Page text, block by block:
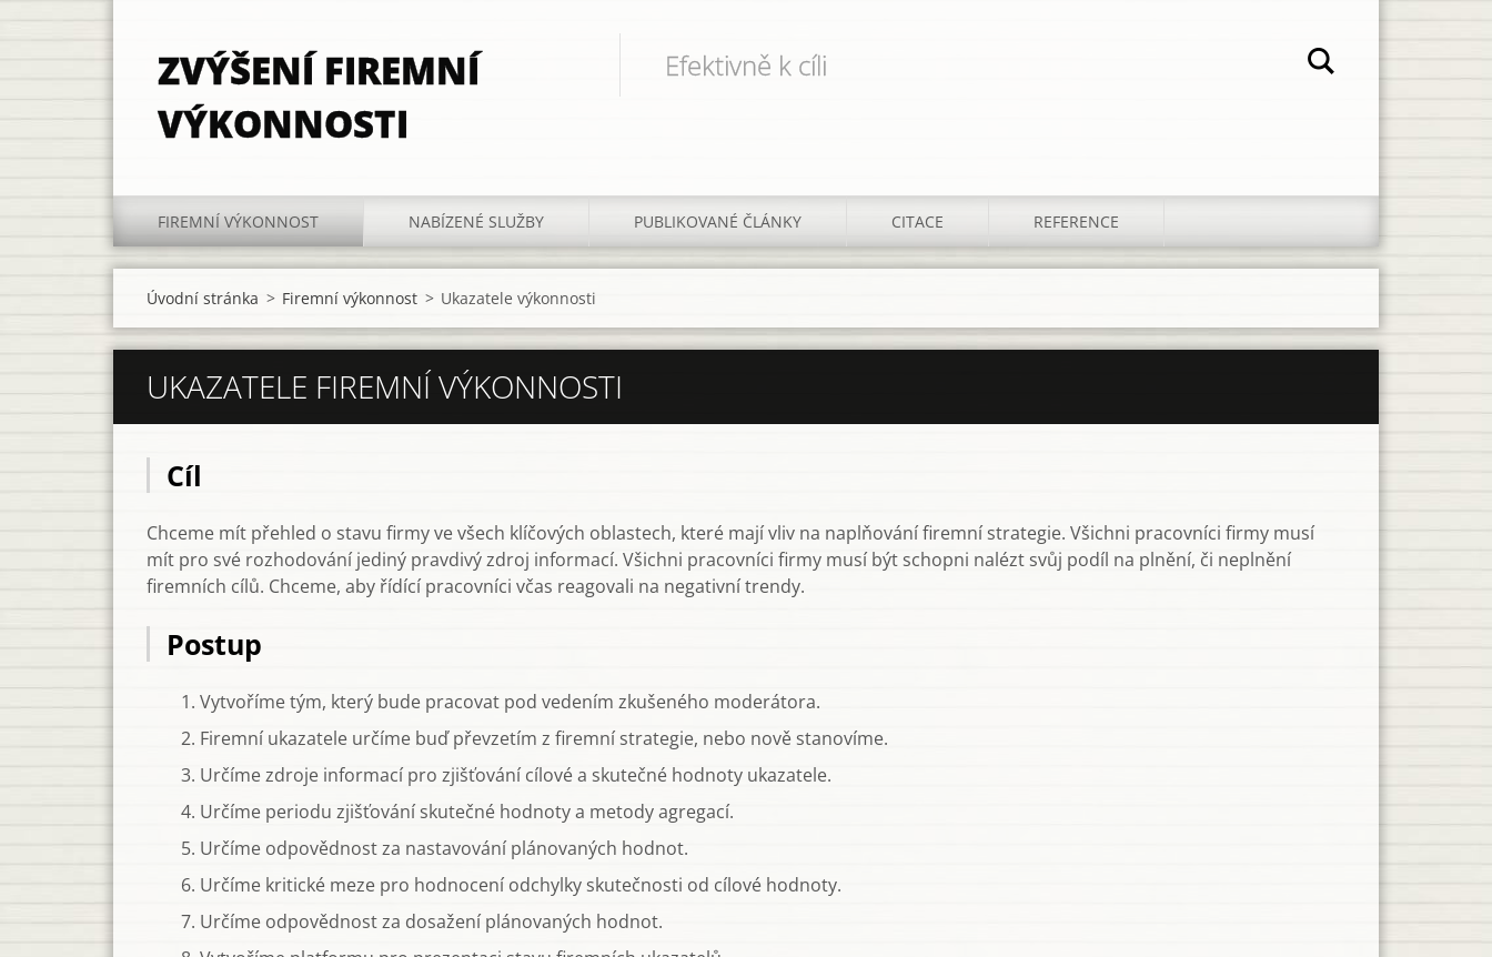
ZVÝŠENÍ FIREMNÍ
VÝKONNOSTI
Efektivně k cíli
FIREMNÍ VÝKONNOST NABÍZENÉ SLUŽBY PUBLIKOVANÉ ČLÁNKY CITACE REFERENCE
Úvodní stránka > Firemní výkonnost > Ukazatele výkonnosti
UKAZATELE FIREMNÍ VÝKONNOSTI
Cíl
Chceme mít přehled o stavu firmy ve všech klíčových oblastech, které mají vliv na naplňování firemní strategie. Všichni pracovníci firmy musí
mít pro své rozhodování jediný pravdivý zdroj informací. Všichni pracovníci firmy musí být schopni nalézt svůj podíl na plnění, či neplnění
firemních cílů. Chceme, aby řídící pracovníci včas reagovali na negativní trendy.
Postup
Vytvoříme tým, který bude pracovat pod vedením zkušeného moderátora.
Firemní ukazatele určíme buď převzetím z firemní strategie, nebo nově stanovíme.
Určíme zdroje informací pro zjišťování cílové a skutečné hodnoty ukazatele.
Určíme periodu zjišťování skutečné hodnoty a metody agregací.
Určíme odpovědnost za nastavování plánovaných hodnot.
Určíme kritické meze pro hodnocení odchylky skutečnosti od cílové hodnoty.
Určíme odpovědnost za dosažení plánovaných hodnot.